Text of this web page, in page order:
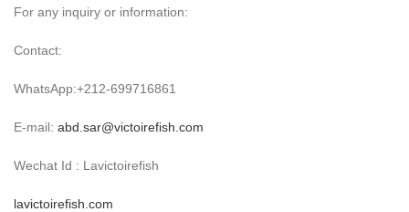
For any inquiry or information:
Contact:
WhatsApp:+212-699716861
E-mail: abd.sar@victoirefish.com
Wechat Id : Lavictoirefish
lavictoirefish.com